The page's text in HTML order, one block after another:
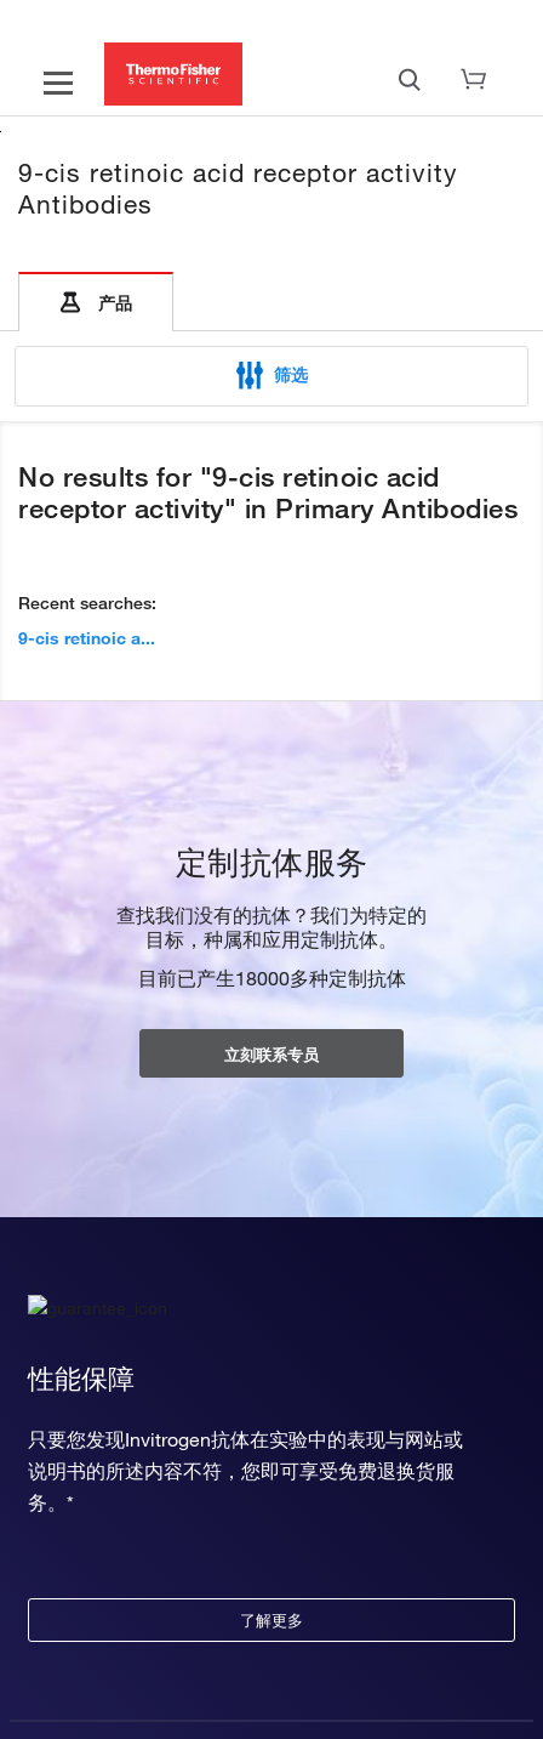
9-cis retinoic acid receptor activity
Antibodies
产品
筛选
No results for "9-cis retinoic acid
receptor activity" in Primary Antibodies
Recent searches:
9-cis retinoic a...
定制抗体服务
查找我们没有的抗体？我们为特定的
目标，种属和应用定制抗体。
目前已产生18000多种定制抗体
立刻联系专员
性能保障
只要您发现Invitrogen抗体在实验中的表现与网站或
说明书的所述内容不符，您即可享受免费退换货服
务。*
了解更多